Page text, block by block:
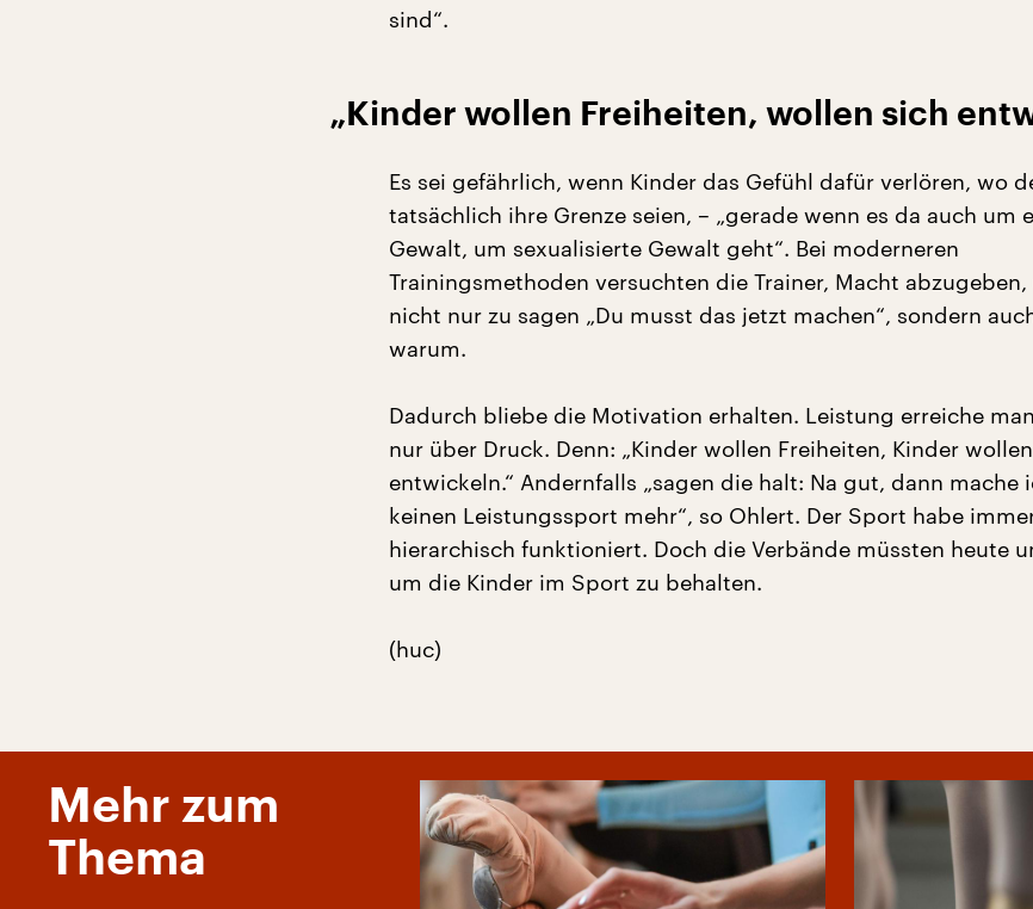
sind“.
„Kinder wollen Freiheiten, wollen sich
Es sei gefährlich, wenn Kinder das Gefühl dafür verlören, wo
tatsächlich ihre Grenze seien, – „gerade wenn es da auch um
Gewalt, um sexualisierte Gewalt geht“. Bei moderneren
Trainingsmethoden versuchten die Trainer, Macht
nicht nur zu sagen „Du musst das jetzt machen“, sondern
warum.
Dadurch bliebe die Motivation erhalten. Leistung erreiche
nur über Druck. Denn: „Kinder wollen Freiheiten, Kinder
entwickeln.“ Andernfalls „sagen die halt: Na gut, dann mache
keinen Leistungssport mehr“, so Ohlert. Der Sport habe
hierarchisch funktioniert. Doch die Verbände müssten heute
um die Kinder im Sport zu behalten.
(huc)
Mehr zum
Thema